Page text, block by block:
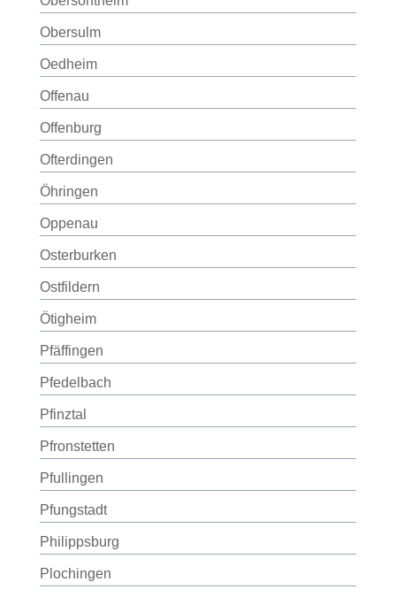
Obersulm
Oedheim
Offenau
Offenburg
Ofterdingen
Öhringen
Oppenau
Osterburken
Ostfildern
Ötigheim
Pfäffingen
Pfedelbach
Pfinztal
Pfronstetten
Pfullingen
Pfungstadt
Philippsburg
Plochingen